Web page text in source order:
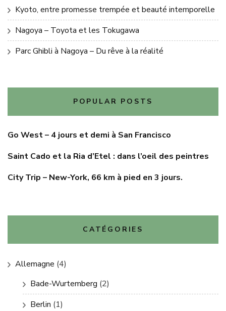
Kyoto, entre promesse trempée et beauté intemporelle
Nagoya – Toyota et les Tokugawa
Parc Ghibli à Nagoya – Du rêve à la réalité
POPULAR POSTS
Go West – 4 jours et demi à San Francisco
Saint Cado et la Ria d’Etel : dans l’oeil des peintres
City Trip – New-York, 66 km à pied en 3 jours.
CATÉGORIES
Allemagne (4)
Bade-Wurtemberg (2)
Berlin (1)